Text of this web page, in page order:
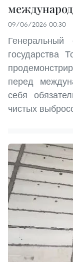
09/06/2026 00:30
государства
перед
себя
чистых